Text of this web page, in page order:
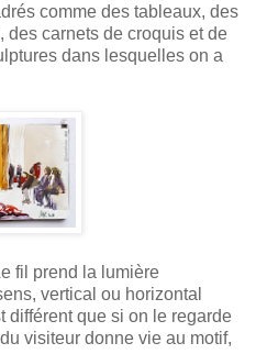
comme des tableaux, des
des carnets de croquis et de
dans lesquelles on a
fil prend la lumière
vertical ou horizontal
différent que si on le regarde
visiteur donne vie au motif,